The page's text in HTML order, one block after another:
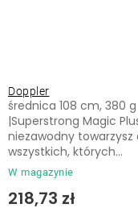
Doppler
W magazynie
218,73 zł
średnica 108 cm, 380 g
|Superstrong Magic
niezawodny towarzysz
wszystkich, których...